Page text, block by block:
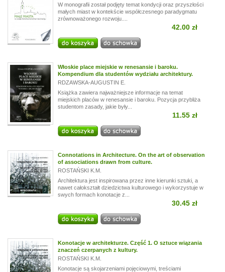
W monografii został podjęty temat kondycji oraz przyszłości
małych miast w kontekście współczesnego paradygmatu
zrównoważonego rozwoju....
42.00 zł
Włoskie place miejskie w renesansie i baroku.
Kompendium dla studentów wydziału architektury.
RDZAWSKA-AUGUSTIN E.
Książka zawiera najważniejsze informacje na temat
miejskich placów w renesansie i baroku. Pozycja przybliża
studentom zasady, jakie były...
11.55 zł
Connotations in Architecture. On the art of observation
of associations drawn from culture.
ROSTAŃSKI K.M.
Architektura jest inspirowana przez inne kierunki sztuki, a
nawet całokształt dziedzictwa kulturowego i wykorzystuje w
swych formach konotacje z...
30.45 zł
Konotacje w architekturze. Część 1. O sztuce wiązania
znaczeń czerpanych z kultury.
ROSTAŃSKI K.M.
Konotacje są skojarzeniami pojęciowymi, treściami